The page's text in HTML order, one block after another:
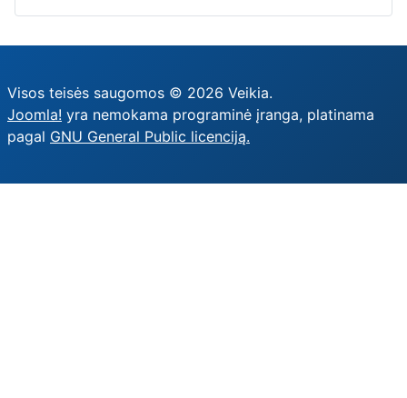
Visos teisės saugomos © 2026 Veikia.
Joomla! yra nemokama programinė įranga, platinama
pagal GNU General Public licenciją.